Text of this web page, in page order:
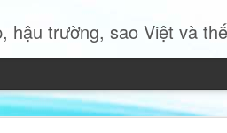
trường, sao Việt và thế giới